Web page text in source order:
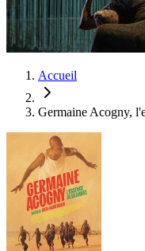
Accueil
Germaine Acogny,